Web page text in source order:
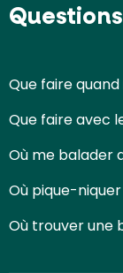
Que faire
Que faire avec
Où me balader
Où pique-
Où trouver une